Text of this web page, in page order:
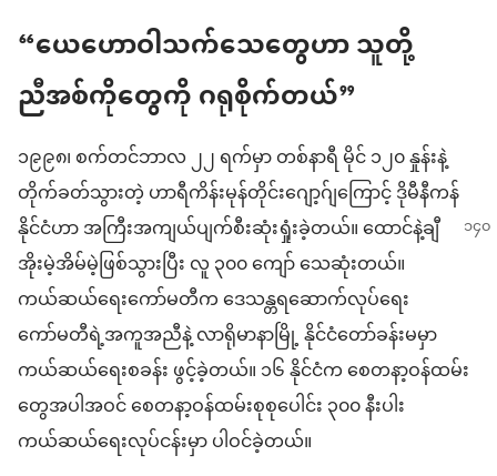
“ယေဟောဝါသက်သေတွေဟာ သူတို့
ညီအစ်ကိုတွေကို ဂရုစိုက်တယ်”
၁၉၉၈၊ စက်တင်ဘာလ ၂၂ ရက်မှာ တစ်နာရီ မိုင် ၁၂၀ နှုန်းနဲ့
တိုက်ခတ်သွားတဲ့ ဟာရီကိန်းမုန်တိုင်းဂျော့ဂ်ျကြောင့် ဒိုမီနီကန်
နိုင်ငံဟာ အကြီးအကျယ်ပျက်စီးဆုံးရှုံးခဲ့တယ်။ ထောင်နဲ့ချီ
အိုးမဲ့အိမ်မဲ့ဖြစ်သွားပြီး လူ ၃၀၀ ကျော် သေဆုံးတယ်။
ကယ်ဆယ်ရေးကော်မတီက ဒေသန္တရဆောက်လုပ်ရေး
ကော်မတီရဲ့အကူအညီနဲ့ လာရိုမာနာမြို့ နိုင်ငံတော်ခန်းမမှာ
ကယ်ဆယ်ရေးစခန်း ဖွင့်ခဲ့တယ်။ ၁၆ နိုင်ငံက စေတနာ့ဝန်ထမ်း
တွေအပါအဝင် စေတနာ့ဝန်ထမ်းစုစုပေါင်း ၃၀၀ နီးပါး
ကယ်ဆယ်ရေးလုပ်ငန်းမှာ ပါဝင်ခဲ့တယ်။